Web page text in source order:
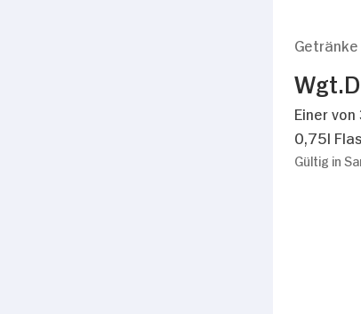
Einer
0,75l
Gültig in